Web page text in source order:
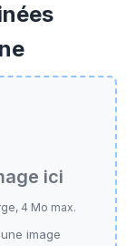
ici
4 Mo max.
image